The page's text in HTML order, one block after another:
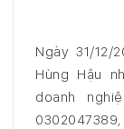
Ngày 31/12/
Hùng Hậu
doanh